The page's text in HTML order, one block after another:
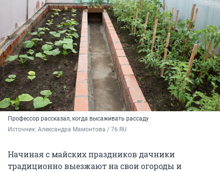
Профессор рассказал, когда высаживать рассаду
Источник: Александра Мамонтова / 76.RU
Начиная с майских праздников дачники
традиционно выезжают на свои огороды и